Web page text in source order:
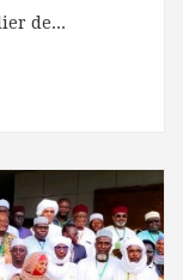
de...